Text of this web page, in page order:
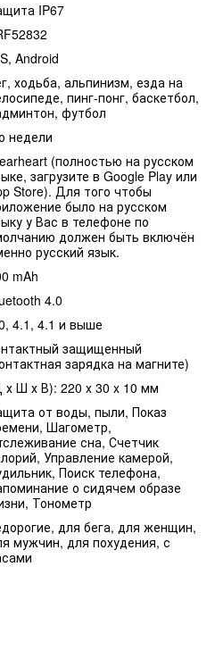
IP67
Android
ходьба, альпинизм, езда на
пинг-понг, баскетбол,
футбол
недели
(полностью на русском
загрузите в Google Play или
Store). Для того чтобы
было на русском
у Вас в телефоне по
должен быть включён
русский язык.
mAh
4.0
4.1, 4.1 и выше
защищенный
зарядка на магните)
х Ш х В): 220 x 30 x 10 мм
от воды, пыли, Показ
Шагометр,
сна, Счетчик
Управление камерой,
Поиск телефона,
о сидячем образе
Тонометр
для бега, для женщин,
мужчин, для похудения, с